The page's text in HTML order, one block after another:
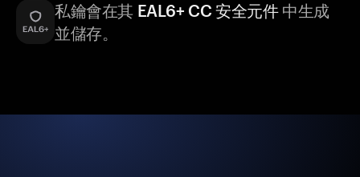
私鑰會在其 EAL6+ CC 安全元件中生成
並儲存。